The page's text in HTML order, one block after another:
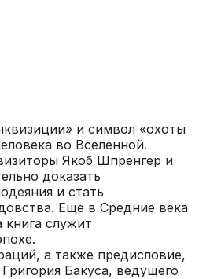
и символ «охоты
во Вселенной.
Якоб Шпренгер и
доказать
и стать
Еще в Средние века
служит
а также предисловие,
Бакуса, ведущего